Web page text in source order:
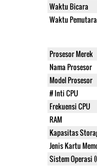
Waktu Bicara
Waktu
Prosesor Merek
Nama Prosesor
Model Prosesor
# Inti CPU
Frekuensi CPU
RAM
Kapasitas
Jenis Kartu
Sistem Operasi